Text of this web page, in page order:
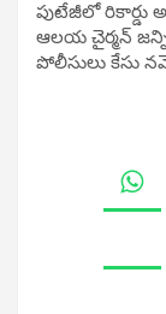
పుటేజీలో రికార్డు
ఆలయ చైర్మన్
పోలీసులు కేసు